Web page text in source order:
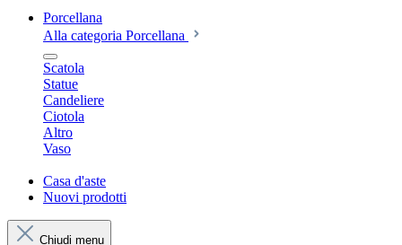
Porcellana
Alla categoria Porcellana
Scatola
Statue
Candeliere
Ciotola
Altro
Vaso
Casa d'aste
Nuovi prodotti
Chiudi menu